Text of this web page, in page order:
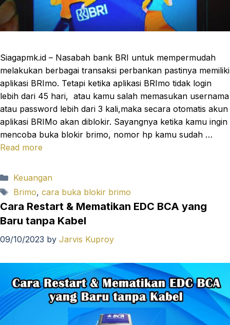
Siagapmk.id – Nasabah bank BRI untuk mempermudah
melakukan berbagai transaksi perbankan pastinya memiliki
aplikasi BRImo. Tetapi ketika aplikasi BRImo tidak login
lebih dari 45 hari, atau kamu salah memasukan usernama
atau password lebih dari 3 kali,maka secara otomatis akun
aplikasi BRIMo akan diblokir. Sayangnya ketika kamu ingin
mencoba buka blokir brimo, nomor hp kamu sudah …
Read more
Categories
Keuangan
Tags
Brimo, cara buka blokir brimo
Cara Restart & Mematikan EDC BCA yang
Baru tanpa Kabel
09/10/2023 by Jarvis Kuproy